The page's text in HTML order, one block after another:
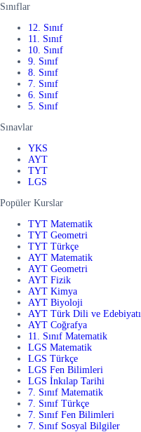
Sınıflar
12. Sınıf
11. Sınıf
10. Sınıf
9. Sınıf
8. Sınıf
7. Sınıf
6. Sınıf
5. Sınıf
Sınavlar
YKS
AYT
TYT
LGS
Popüler Kurslar
TYT Matematik
TYT Geometri
TYT Türkçe
AYT Matematik
AYT Geometri
AYT Fizik
AYT Kimya
AYT Biyoloji
AYT Türk Dili ve Edebiyatı
AYT Coğrafya
11. Sınıf Matematik
LGS Matematik
LGS Türkçe
LGS Fen Bilimleri
LGS İnkılap Tarihi
7. Sınıf Matematik
7. Sınıf Türkçe
7. Sınıf Fen Bilimleri
7. Sınıf Sosyal Bilgiler